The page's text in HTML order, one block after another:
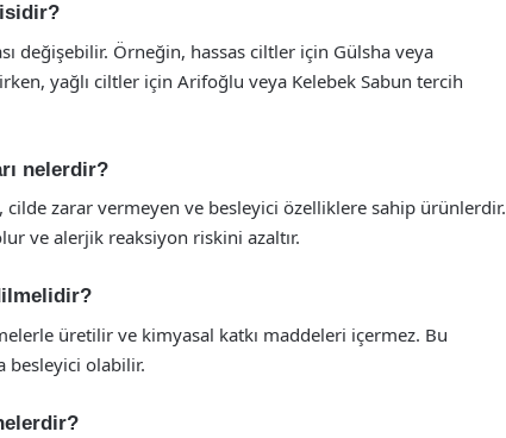
değişebilir. Örneğin, hassas ciltler için Gülsha veya
yağlı ciltler için Arifoğlu veya Kelebek Sabun tercih
nelerdir?
zarar vermeyen ve besleyici özelliklere sahip ürünlerdir.
ve alerjik reaksiyon riskini azaltır.
üretilir ve kimyasal katkı maddeleri içermez. Bu
besleyici olabilir.